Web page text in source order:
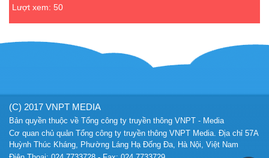
Lượt xem: 50
(C) 2017 VNPT MEDIA
Bản quyền thuộc về Tổng công ty truyền thông VNPT - Media
Cơ quan chủ quản Tổng công ty truyền thông VNPT Media. Địa chỉ 57A
Huỳnh Thúc Kháng, Phường Láng Hạ Đống Đa, Hà Nội, Việt Nam